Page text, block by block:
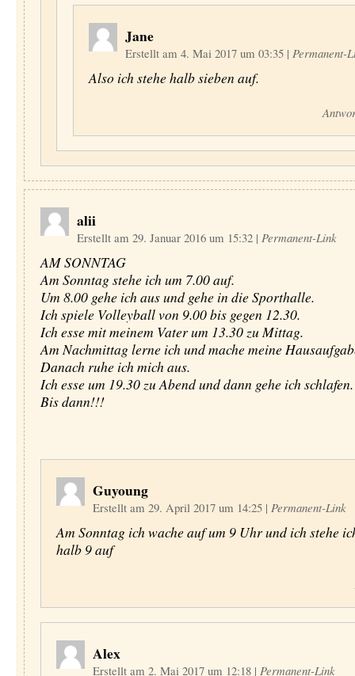
Jane
Erstellt am 4. Mai 2017 um 03:35 | Permanent-
Also ich stehe halb sieben auf.
alii
Erstellt am 29. Januar 2016 um 15:32 | Permanent-Link
AM SONNTAG
Am Sonntag stehe ich um 7.00 auf.
Um 8.00 gehe ich aus und gehe in die Sporthalle.
Ich spiele Volleyball von 9.00 bis gegen 12.30.
Ich esse mit meinem Vater um 13.30 zu Mittag.
Am Nachmittag lerne ich und mache meine
Danach ruhe ich mich aus.
Ich esse um 19.30 zu Abend und dann gehe ich schlafen.
Bis dann!!!
Guyoung
Erstellt am 29. April 2017 um 14:25 | Permanent-Link
Am Sonntag ich wache auf um 9 Uhr und ich stehe
halb 9 auf
Alex
Erstellt am 2. Mai 2017 um 12:18 | Permanent-Link